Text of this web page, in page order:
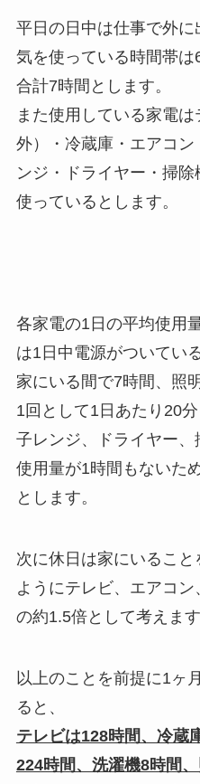
平日の日中は仕事で外
気を使っている時間帯
合計7時間とします。
また使用している家電
外）・冷蔵庫・エアコ
ンジ・ドライヤー・掃
使っているとします。
各家電の1日の平均使用
は1日中電源がついてい
家にいる間で7時間、照
1回として1日あたり20
子レンジ、ドライヤー
使用量が1時間もないた
とします。
次に休日は家にいるこ
ようにテレビ、エアコ
の約1.5倍として考えます
以上のことを前提に1ヶ
ると、
テレビは128時間、冷蔵
224時間、洗濯機8時間